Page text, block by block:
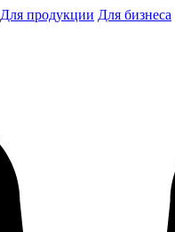
Для продукции Для бизнеса